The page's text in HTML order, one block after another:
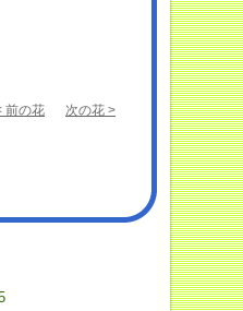
前の花 次の花 >